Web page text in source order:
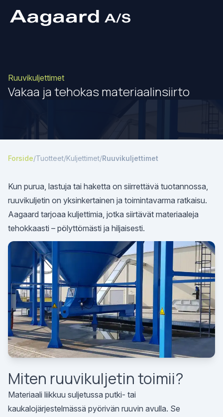
Ruuvikuljettimet
Vakaa ja tehokas materiaalinsiirto
Forside/Tuotteet/Kuljettimet/Ruuvikuljettimet
Kun purua, lastuja tai haketta on siirrettävä tuotannossa,
ruuvikuljetin on yksinkertainen ja toimintavarma ratkaisu.
Aagaard tarjoaa kuljettimia, jotka siirtävät materiaaleja
tehokkaasti – pölyttömästi ja hiljaisesti.
Miten ruuvikuljetin toimii?
Materiaali liikkuu suljetussa putki- tai
kaukalojärjestelmässä pyörivän ruuvin avulla. Se